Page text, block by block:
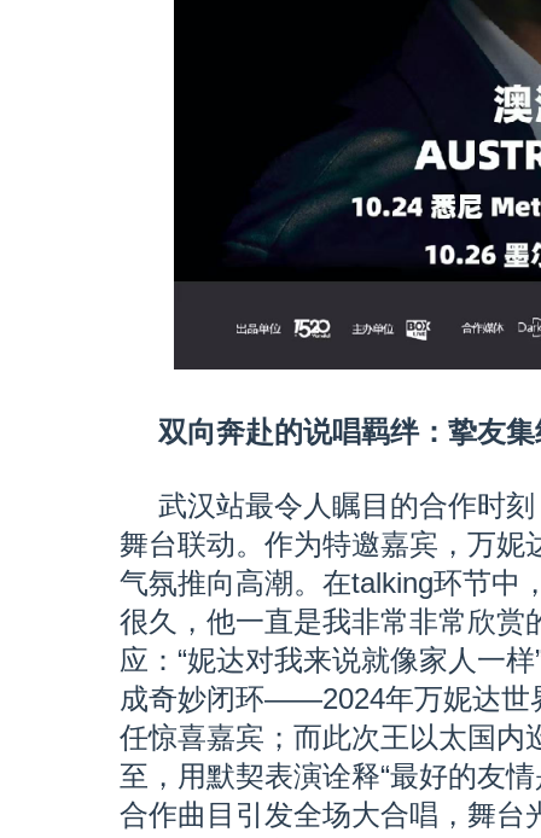
双向奔赴的说唱羁绊：挚友
武汉站最令人瞩目的合作时
舞台联动。作为特邀嘉宾，万妮
气氛推向高潮。在talking环节中
很久，他一直是我非常非常欣赏
应：“妮达对我来说就像家人一
成奇妙闭环——2024年万妮达世
任惊喜嘉宾；而此次王以太国内
至，用默契表演诠释“最好的友
合作曲目引发全场大合唱，舞台